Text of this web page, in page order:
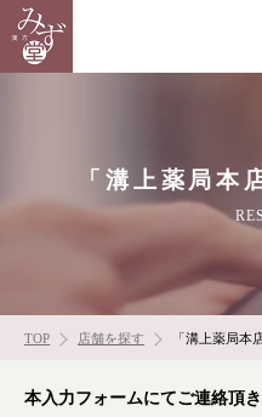
「溝上薬局本
TOP 店舗を探す 「溝上薬局本
本入力フォームにてご連絡頂